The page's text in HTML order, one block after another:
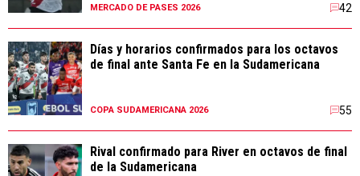
MERCADO DE PASES 2026 42
Días y horarios confirmados para los octavos
de final ante Santa Fe en la Sudamericana
COPA SUDAMERICANA 2026 55
Rival confirmado para River en octavos de final
de la Sudamericana